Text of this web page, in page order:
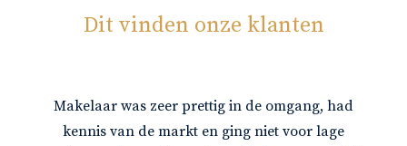
Dit vinden onze klanten
Makelaar was zeer prettig in de omgang, had
kennis van de markt en ging niet voor lage